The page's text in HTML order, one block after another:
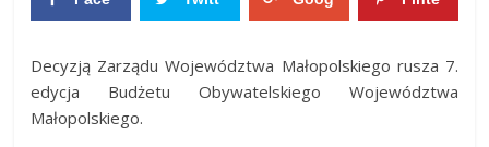
k
Decyzją Zarządu Województwa Małopolskiego rusza 7.
edycja Budżetu Obywatelskiego Województwa
Małopolskiego.